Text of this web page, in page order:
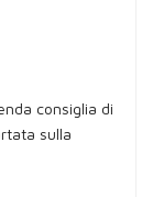
consiglia di
sulla